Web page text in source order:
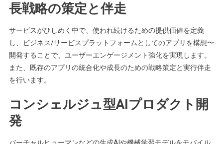
長戦略の策定と伴走
サービスがひしめく中で、使われ続けるための提供価値を定義
し、ビジネス/サービスプラットフォームとしてのアプリを構想〜
開発することで、ユーザーエンゲージメント強化を実現します。
また、既存のアプリの統合化や成長のための戦略策定と実行伴走
を行います。
コンシェルジュ型AIプロダクト開
発
バーチャルヒューマンなどの生成AIや機械学習モデルをモバイル